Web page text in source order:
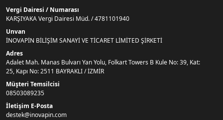
Vergi Dairesi / Numarası
KARŞIYAKA Vergi Dairesi Müd. / 4781101940
Unvan
İNOVAPİN BİLİŞİM SANAYİ VE TİCARET LİMİTED ŞİRKETİ
Adres
Adalet Mah. Manas Bulvarı Yan Yolu, Folkart Towers B Kule No: 39, Kat:
25, Kapı No: 2511 BAYRAKLI / İZMİR
Müşteri Temsilcisi
08503089235
İletişim E-Posta
destek@inovapin.com